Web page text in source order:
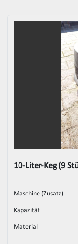
10-Liter-Keg (9
Maschine (Zusatz)
Kapazität
Material